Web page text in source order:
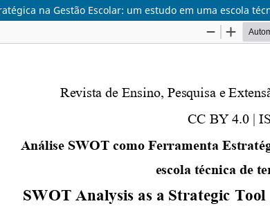
na Gestão Escolar: um estudo em uma escola